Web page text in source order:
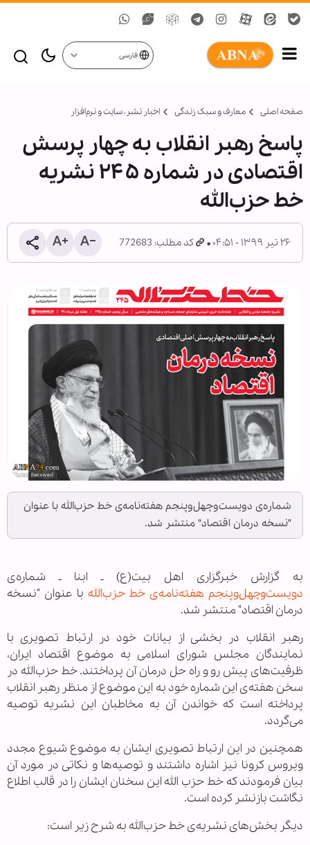
فارسی
صفحه اصلی معارف و سبک زندگی اخبار نشر، سايت و نرم‌افزار
پاسخ رهبر انقلاب به چهار پرسش
اقتصادی در شماره ۲۴۵ نشریه
خط حزب‌الله
۲۶ تیر ۱۳۹۹ - ۰۴:۵۱ کد مطلب: 772683
شماره‌ی دویست‌و‌‌چهل‌و‌پنجم هفته‌نامه‌ی خط حزب‌الله با عنوان
"نسخه درمان اقتصاد" منتشر شد.
به گزارش خبرگزاری اهل بیت(ع) ـ ابنا ـ شماره‌ی
دویست‌و‌‌چهل‌و‌پنجم هفته‌نامه‌ی خط حزب‌الله با عنوان "نسخه
درمان اقتصاد" منتشر شد.
رهبر انقلاب در بخشی از بیانات خود در ارتباط تصویری با
نمایندگان مجلس شورای اسلامی به موضوع اقتصاد ایران،
ظرفیت‌های پیش رو و راه حل درمان آن پرداختند. خط حزب‌الله در
سخن هفته‌ی این شماره خود به این موضوع از منظر رهبر انقلاب
پرداخته است که خواندن آن به مخاطبان این نشریه توصیه
می‌گردد.
همچنین در این ارتباط تصویری ایشان به موضوع شیوع مجدد
ویروس کرونا نیز اشاره داشتند و توصیه‌ها و نکاتی در مورد آن
بیان فرمودند که خط حزب الله این سخنان ایشان را در قالب اطلاع
نگاشت بازنشر کرده است.
دیگر بخش‌های نشریه‌ی خط حزب‌الله به شرح زیر است: